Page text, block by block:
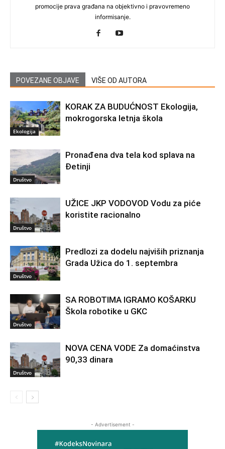
promocije prava građana na objektivno i pravovremeno
informisanje.
POVEZANE OBJAVE VIŠE OD AUTORA
Ekologija
KORAK ZA BUDUĆNOST Ekologija,
mokrogorska letnja škola
Društvo
Pronađena dva tela kod splava na
Đetinji
Društvo
UŽICE JKP VODOVOD Vodu za piće
koristite racionalno
Društvo
Predlozi za dodelu najviših priznanja
Grada Užica do 1. septembra
Društvo
SA ROBOTIMA IGRAMO KOŠARKU
Škola robotike u GKC
Društvo
NOVA CENA VODE Za domaćinstva
90,33 dinara
- Advertisement -